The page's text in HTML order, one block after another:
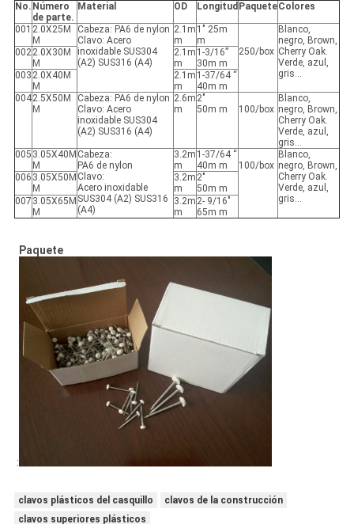
No. Número
de parte.
Material OD Longitud PaqueteColores
001 2.0X25M
M
Cabeza: PA6 de nylon
Clavo: Acero
inoxidable SUS304
(A2) SUS316 (A4)
2.1m
m
1" 25m
m
250/box
Blanco,
negro, Brown,
Cherry Oak.
Verde, azul,
gris…
0022.0X30M
M
2.1m
m
1-3/16”
30m m
003 2.0X40M
M
2.1m
m
1-37/64 “
40m m
0042.5X50M
M
Cabeza: PA6 de nylon
Clavo: Acero
inoxidable SUS304
(A2) SUS316 (A4)
2.6m
m
2"
50m m
100/box
Blanco,
negro, Brown,
Cherry Oak.
Verde, azul,
gris…
005 3.05X40M
M
Cabeza:
PA6 de nylon
Clavo:
Acero inoxidable
SUS304 (A2) SUS316
(A4)
3.2m
m
1-37/64 “
40m m
100/box
Blanco,
negro, Brown,
Cherry Oak.
Verde, azul,
gris…
006 3.05X50M
M
3.2m
m
2"
50m m
007 3.05X65M
M
3.2m
m
2- 9/16"
65m m
Paquete
:
clavos plásticos del casquillo
clavos de la construcción
clavos superiores plásticos